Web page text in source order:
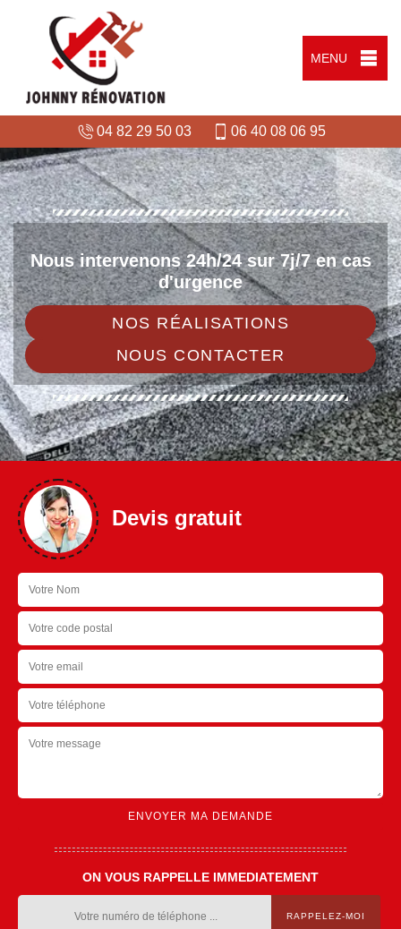
MENU
04 82 29 50 03 06 40 08 06 95
Nous intervenons 24h/24 sur 7j/7 en cas
d'urgence
NOS RÉALISATIONS
NOUS CONTACTER
Devis gratuit
ON VOUS RAPPELLE IMMEDIATEMENT